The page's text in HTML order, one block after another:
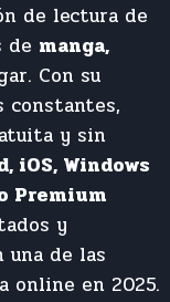
de lectura de
de manga,
Con su
constantes,
y sin
iOS, Windows
Premium
y
de las
online en 2025.